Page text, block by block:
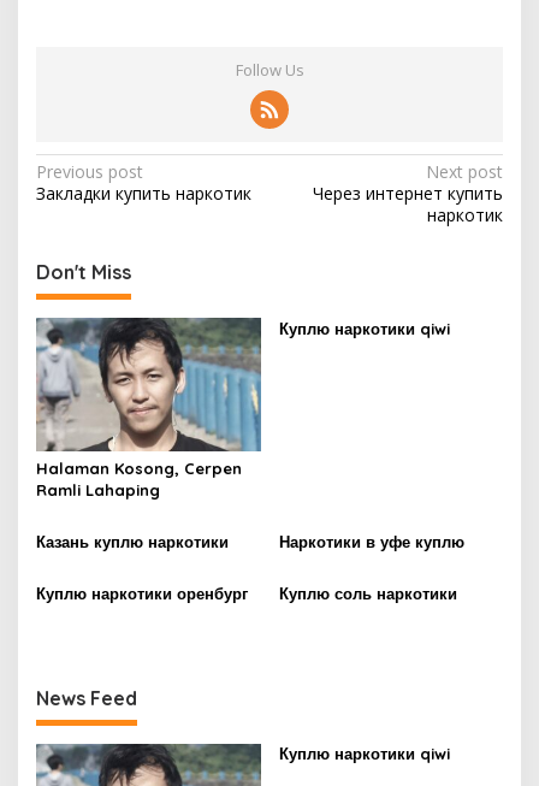
Follow Us
P
o
t
n
a
v
i
g
a
i
o
n
Previous post
Закладки купить наркотик
Next post
Через интернет купить
наркотик
Don't Miss
Halaman Kosong, Cerpen
Ramli Lahaping
Куплю наркотики qiwi
Казань куплю наркотики Наркотики в уфе куплю
Куплю наркотики оренбург Куплю соль наркотики
News Feed
Куплю наркотики qiwi